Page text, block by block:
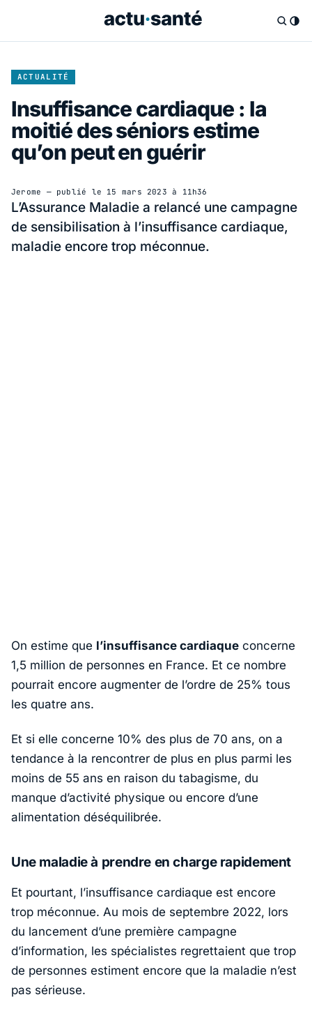
ACTUALITÉ
Insuffisance cardiaque : la
moitié des séniors estime
qu’on peut en guérir
Jerome — publié le 15 mars 2023 à 11h36
L’Assurance Maladie a relancé une campagne
de sensibilisation à l’insuffisance cardiaque,
maladie encore trop méconnue.
On estime que l’insuffisance cardiaque concerne
1,5 million de personnes en France. Et ce nombre
pourrait encore augmenter de l’ordre de 25% tous
les quatre ans.
Et si elle concerne 10% des plus de 70 ans, on a
tendance à la rencontrer de plus en plus parmi les
moins de 55 ans en raison du tabagisme, du
manque d’activité physique ou encore d’une
alimentation déséquilibrée.
Une maladie à prendre en charge rapidement
Et pourtant, l’insuffisance cardiaque est encore
trop méconnue. Au mois de septembre 2022, lors
du lancement d’une première campagne
d’information, les spécialistes regrettaient que trop
de personnes estiment encore que la maladie n’est
pas sérieuse.